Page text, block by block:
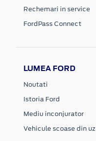
Rechemari in service
FordPass Connect
LUMEA FORD
Noutati
Istoria Ford
Mediu inconjurator
Vehicule scoase din uz